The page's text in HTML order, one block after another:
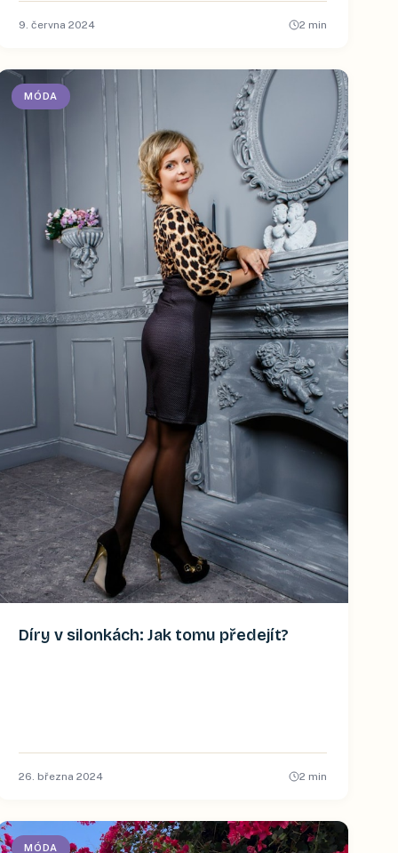
9. června 2024 2 min
MÓDA
Díry v silonkách: Jak tomu předejít?
26. března 2024 2 min
MÓDA